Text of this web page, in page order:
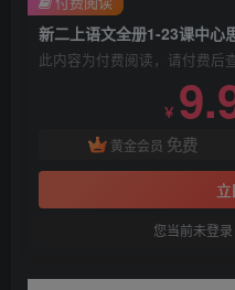
此内容为付费阅读，请付费后
￥
黄金会员 免费
您当前未登